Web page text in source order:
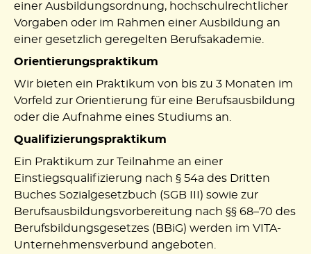
einer Ausbildungsordnung, hochschulrechtlicher
Vorgaben oder im Rahmen einer Ausbildung an
einer gesetzlich geregelten Berufsakademie.
Orientierungspraktikum
Wir bieten ein Praktikum von bis zu 3 Monaten im
Vorfeld zur Orientierung für eine Berufsausbildung
oder die Aufnahme eines Studiums an.
Qualifizierungspraktikum
Ein Praktikum zur Teilnahme an einer
Einstiegsqualifizierung nach § 54a des Dritten
Buches Sozialgesetzbuch (SGB III) sowie zur
Berufsausbildungsvorbereitung nach §§ 68–70 des
Berufsbildungsgesetzes (BBiG) werden im VITA-
Unternehmensverbund angeboten.